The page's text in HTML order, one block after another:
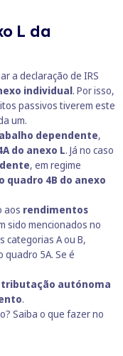
L da
a declaração de IRS
individual. Por isso,
passivos tiverem este
um.
dependente,
do anexo L. Já no caso
, em regime
quadro 4B do anexo
aos rendimentos
sido mencionados no
categorias A ou B,
5A. Se é
tributação autónoma
.
Saiba o que fazer no